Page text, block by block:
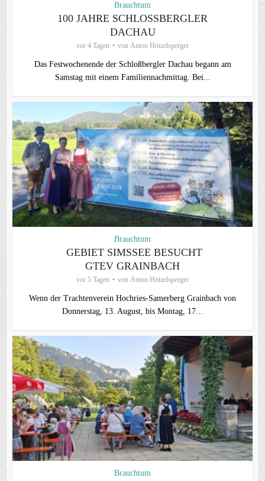
Brauchtum
100 JAHRE SCHLOSSBERGLER D
ACHAU
vor 4 Tagen von Anton Hötzelsperger
Das Festwochenende der Schloßbergler Dachau begann am
Samstag mit einem Familiennachmittag. Bei...
Brauchtum
GEBIET SIMSSEE BESUCHT
GTEV GRAINBACH
vor 5 Tagen von Anton Hötzelsperger
Wenn der Trachtenverein Hochries-Samerberg Grainbach von
Donnerstag, 13. August, bis Montag, 17...
Brauchtum